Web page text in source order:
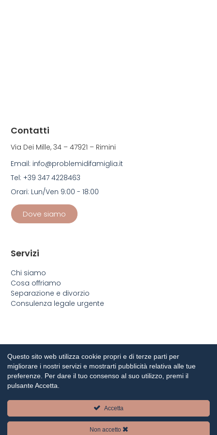
Ci occupiamo di diritto civile, di famiglia e penale con
anni di esperienza in materia.
Servizi
Chi siamo
Cosa offriamo
Separazione e divorzio
Consulenza legale urgente
Contatti
Via Dei Mille, 34 – 47921 – Rimini
Email: info@problemidifamiglia.it
Tel: +39 347 4228463
Orari: Lun/Ven 9:00 - 18:00
Dove siamo
Questo sito web utilizza cookie propri e di terze parti per
migliorare i nostri servizi e mostrarti pubblicità relativa alle tue
preferenze. Per dare il tuo consenso al suo utilizzo, premi il
pulsante Accetta.
Accetta
Non accetto